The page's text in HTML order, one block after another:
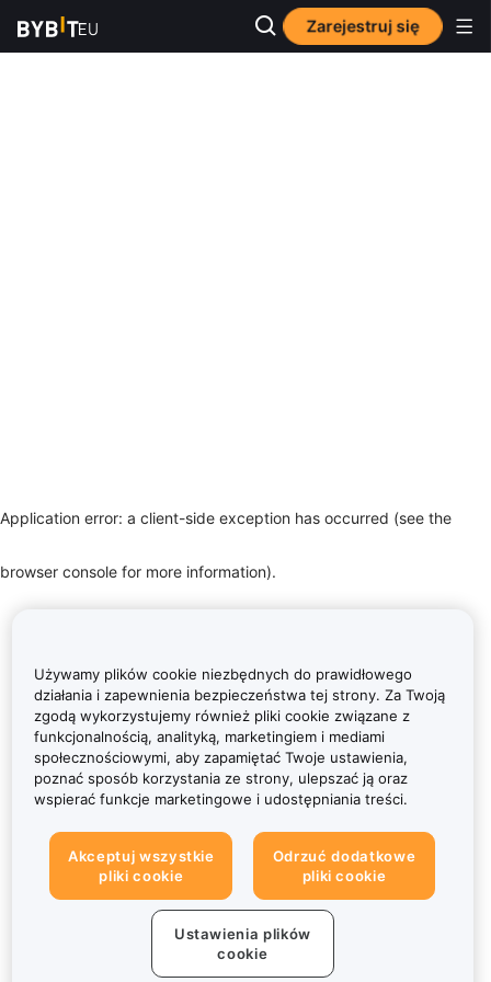
Zarejestruj się
Application error: a client-side exception has occurred (see the
browser console for more information).
Używamy plików cookie niezbędnych do prawidłowego
działania i zapewnienia bezpieczeństwa tej strony. Za Twoją
zgodą wykorzystujemy również pliki cookie związane z
funkcjonalnością, analityką, marketingiem i mediami
społecznościowymi, aby zapamiętać Twoje ustawienia,
poznać sposób korzystania ze strony, ulepszać ją oraz
wspierać funkcje marketingowe i udostępniania treści.
Akceptuj wszystkie
pliki cookie
Odrzuć dodatkowe
pliki cookie
Ustawienia plików
cookie